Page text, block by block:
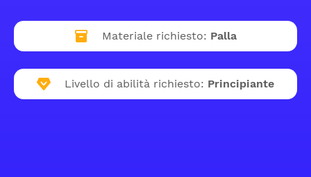
Materiale richiesto: Palla
Livello di abilità richiesto: Principiante